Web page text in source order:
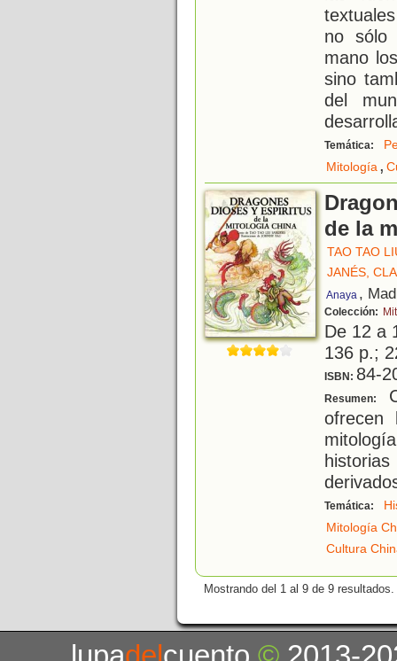
no sólo
mano
sino
del
Temática:
Mitología,
de la
TAO TAO
JANÉS,
Anaya ,
Colección:
De 12 a
136 p.;
ISBN: 84-
Resumen:
ofrecen
Temática:
Mitología
Cultura
Mostrando del 1 al 9 de 9 resultados.